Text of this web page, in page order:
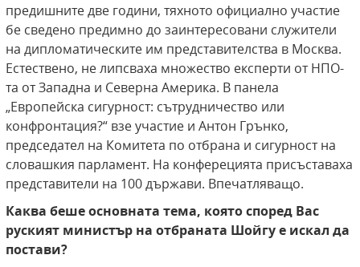
предишните две години, тяхното официално участие
бе сведено предимно до заинтересовани служители
на дипломатическите им представителства в Москва.
Естествено, не липсваха множество експерти от НПО-
та от Западна и Северна Америка. В панела
„Европейска сигурност: сътрудничество или
конфронтация?“ взе участие и Антон Грънко,
председател на Комитета по отбрана и сигурност на
словашкия парламент. На конферецията присъставаха
представители на 100 държави. Впечатляващо.
Каква беше основната тема, която според Вас
руският министър на отбраната Шойгу е искал да
постави?